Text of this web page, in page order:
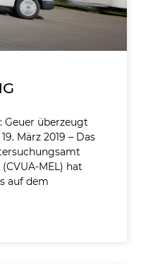
Geuer überzeugt
März 2019 – Das
MEL) hat
auf dem